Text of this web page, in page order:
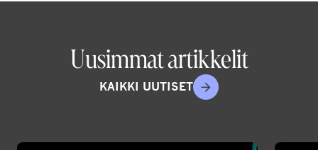
Uusimmat artikkelit
KAIKKI UUTISET